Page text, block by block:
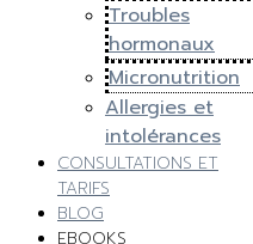
Troubles
hormonaux
Micronutrition
Allergies et
intolérances
CONSULTATIONS ET
TARIFS
BLOG
EBOOKS